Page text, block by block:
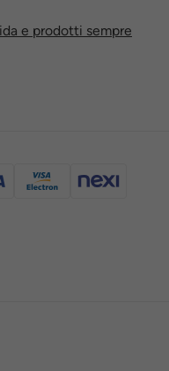
e prodotti sempre